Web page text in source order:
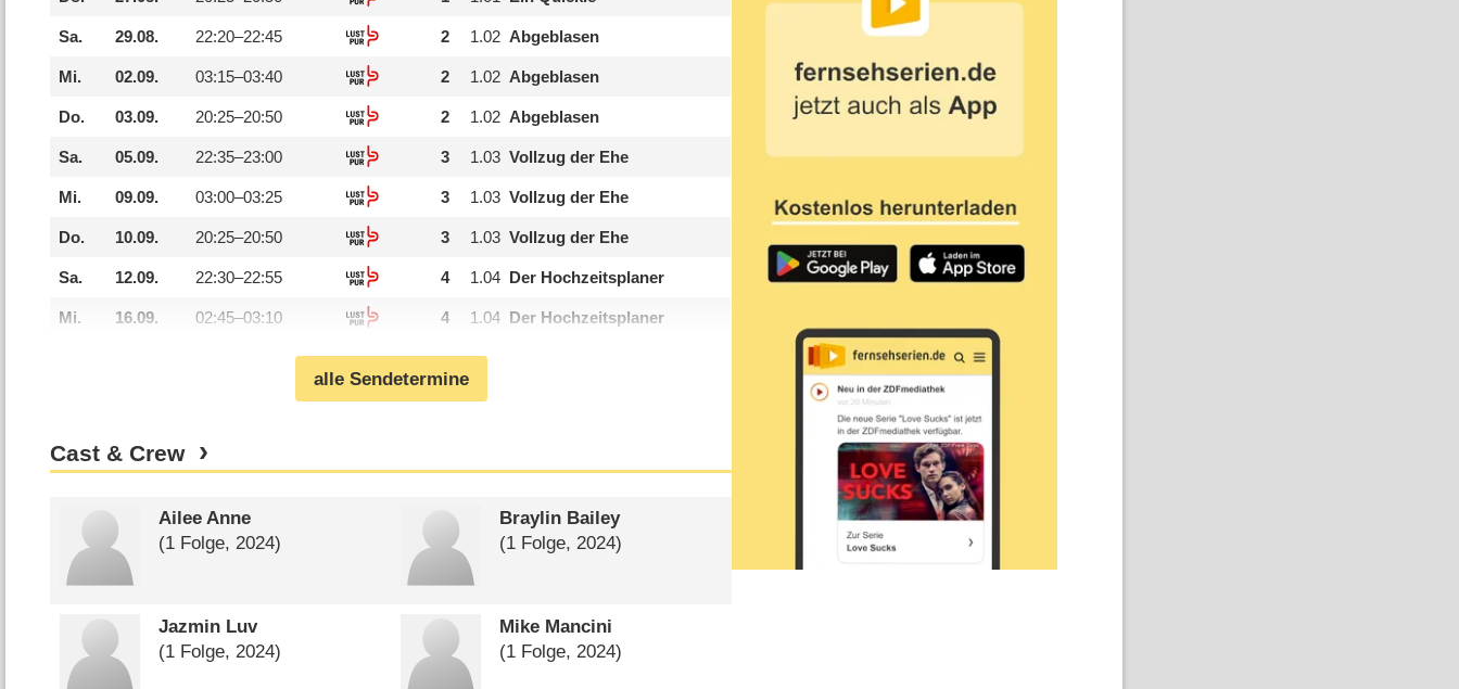
Sa. 29.08. 22:20–22:45 2 1.02 Abgeblasen
Mi. 02.09. 03:15–03:40 2 1.02 Abgeblasen
Do. 03.09. 20:25–20:50 2 1.02 Abgeblasen
Sa. 05.09. 22:35–23:00 3 1.03 Vollzug der Ehe
Mi. 09.09. 03:00–03:25 3 1.03 Vollzug der Ehe
Do. 10.09. 20:25–20:50 3 1.03 Vollzug der Ehe
Sa. 12.09. 22:30–22:55 4 1.04 Der Hochzeitsplaner
Mi. 16.09. 02:45–03:10 4 1.04 Der Hochzeitsplaner
alle Sendetermine
Cast & Crew
Ailee Anne
(1 Folge, 2024)
Braylin Bailey
(1 Folge, 2024)
Jazmin Luv
(1 Folge, 2024)
Mike Mancini
(1 Folge, 2024)